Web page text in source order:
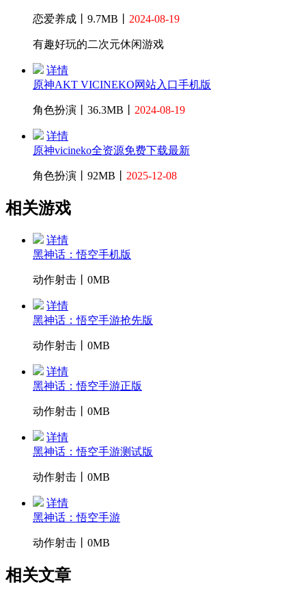
恋爱养成丨9.7MB丨 2024-08-19
有趣好玩的二次元休闲游戏
详情
原神AKT VICINEKO网站入口手机版
角色扮演丨36.3MB丨 2024-08-19
详情
原神vicineko全资源免费下载最新
角色扮演丨92MB丨 2025-12-08
相关游戏
详情
黑神话：悟空手机版
动作射击丨0MB
详情
黑神话：悟空手游抢先版
动作射击丨0MB
详情
黑神话：悟空手游正版
动作射击丨0MB
详情
黑神话：悟空手游测试版
动作射击丨0MB
详情
黑神话：悟空手游
动作射击丨0MB
相关文章